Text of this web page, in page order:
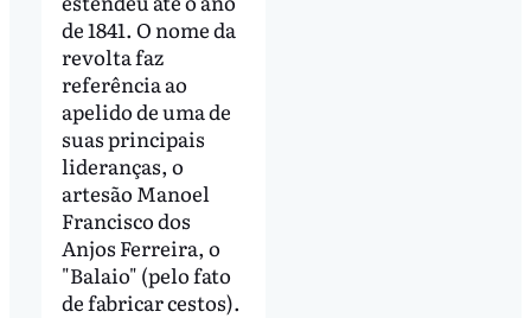
de 1841. O nome da
revolta faz
referência ao
apelido de uma de
suas principais
lideranças, o
artesão Manoel
Francisco dos
Anjos Ferreira, o
"Balaio" (pelo fato
de fabricar cestos).